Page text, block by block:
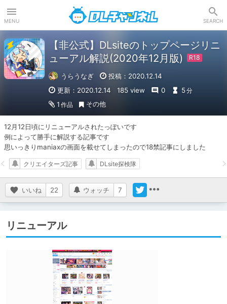
MENU SEARCH
【非公式】DLsiteのトップページリニ
ューアル解説(2020年12月版)
うらうなぎ
投稿：2020.12.14
更新：2020.12.14
185 view 0 5分
1 作品 その他
12月12日頃にリニューアルされたっぽいです
例によって勝手に解説する記事です
思いっきりmaniaxの画面を載せてしまったので18禁記事にしました
いいね 22 ウォッチ 7
クリエイターズ記事 DLsite探検隊
リニューアル